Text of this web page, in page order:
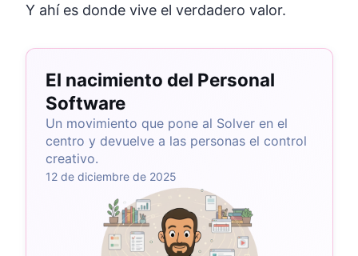
Y ahí es donde vive el verdadero valor.
El nacimiento del Personal
Software
Un movimiento que pone al Solver en el
centro y devuelve a las personas el control
creativo.
12 de diciembre de 2025